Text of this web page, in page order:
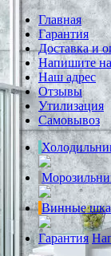
Главная
Гарантия
Доставка и
Напишите
Наш адрес
Отзывы
Утилизация
Самовывоз
Винные
Гарантия